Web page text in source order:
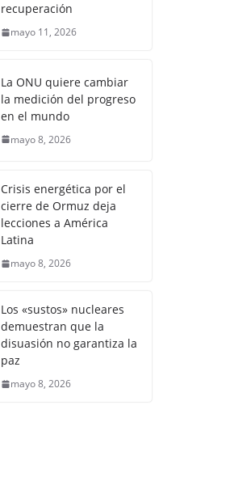
recuperación
mayo 11, 2026
La ONU quiere cambiar
la medición del progreso
en el mundo
mayo 8, 2026
Crisis energética por el
cierre de Ormuz deja
lecciones a América
Latina
mayo 8, 2026
Los «sustos» nucleares
demuestran que la
disuasión no garantiza la
paz
mayo 8, 2026